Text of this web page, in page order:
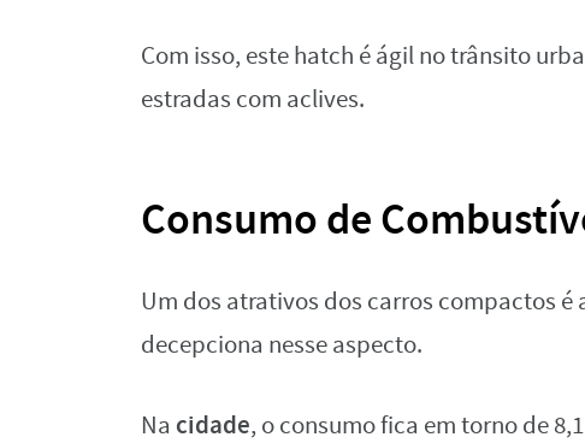
Com isso, este hatch é ágil no trânsito
estradas com aclives.
Consumo de
Um dos atrativos dos carros compactos é
decepciona nesse aspecto.
Na cidade, o consumo fica em torno de